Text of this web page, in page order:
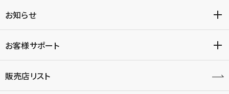
お知らせ
お客様サポート
販売店リスト